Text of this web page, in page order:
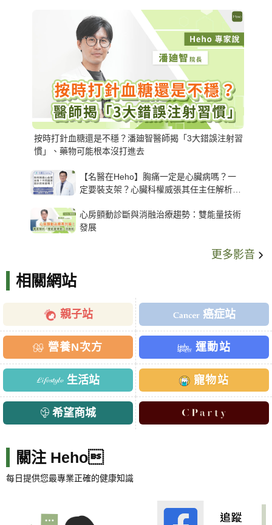
按時打針血糖還是不穩？潘廸智醫師揭「3大錯誤注射習
慣」、藥物可能根本沒打進去
【名醫在Heho】胸痛一定是心臟病嗎？一
定要裝支架？心臟科權威張其任主任解析支
心房顫動診斷與消融治療趨勢：雙能量技術
發展
更多影音
相關網站
親子站 癌症站
營養N次方 運動站
生活站 寵物站
希望商城
關注 Heho
每日提供您最專業正確的健康知識